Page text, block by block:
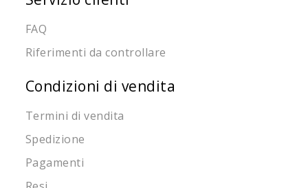
FAQ
Riferimenti da controllare
Condizioni di vendita
Termini di vendita
Spedizione
Pagamenti